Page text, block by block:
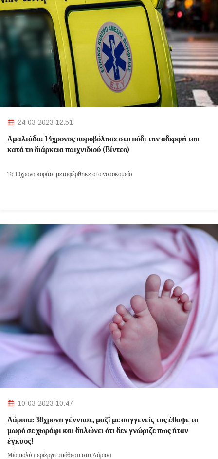
24-03-2023 12:51
Αμαλιάδα: 14χρονος πυροβόλησε στο πόδι την αδερφή του
κατά τη διάρκεια παιχνιδιού (Βίντεο)
Το 10χρονο κορίτσι μεταφέρθηκε στο νοσοκομείο
10-03-2023 10:47
Λάρισα: 38χρονη γέννησε, μαζί με συγγενείς της έθαψε το
μωρό σε χωράφι και δηλώνει ότι δεν γνώριζε πως ήταν
έγκυος!
Μία πολύ περίεργη υπόθεση στη Λάρισα